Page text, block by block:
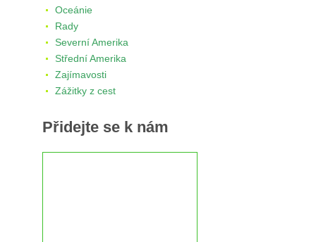
Oceánie
Rady
Severní Amerika
Střední Amerika
Zajímavosti
Zážitky z cest
Přidejte se k nám